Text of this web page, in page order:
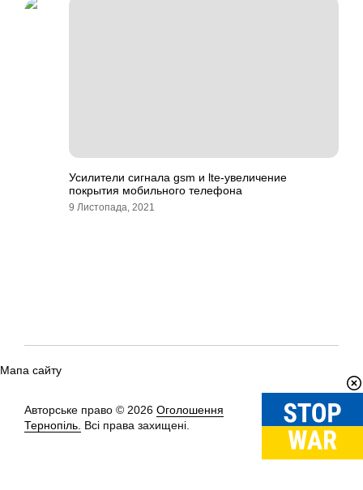
Усилители сигнала gsm и lte-увеличение
покрытия мобильного телефона
9 Листопада, 2021
Мапа сайту
Авторське право © 2026 Оголошення
Тернопіль. Всі права захищені.
Вгору↑